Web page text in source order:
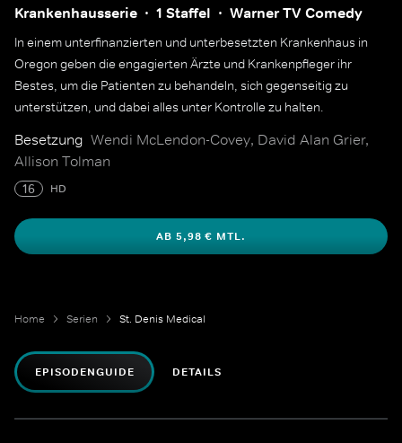
Krankenhausserie 1 Staffel Warner TV Comedy
In einem unterfinanzierten und unterbesetzten Krankenhaus in
Oregon geben die engagierten Ärzte und Krankenpfleger ihr
Bestes, um die Patienten zu behandeln, sich gegenseitig zu
unterstützen, und dabei alles unter Kontrolle zu halten.
Besetzung Wendi McLendon-Covey, David Alan Grier,
Allison Tolman
16 HD
AB 5,98 € MTL.
Home Serien St. Denis Medical
EPISODENGUIDE DETAILS